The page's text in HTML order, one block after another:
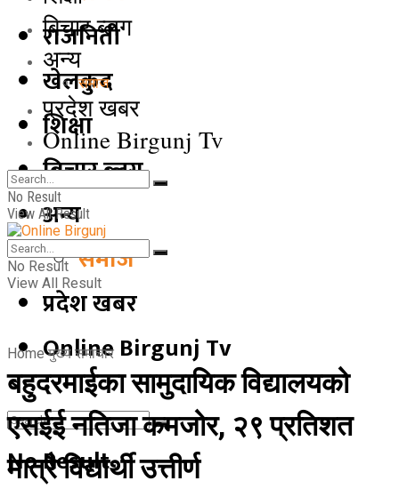
राजनिती
खेलकुद
शिक्षा
बिचार ब्लग
अन्य
समाज
प्रदेश खबर
Online Birgunj Tv
No Result
बिचार ब्लग
अन्य
समाज
प्रदेश खबर
Online Birgunj Tv
No Result
View All Result
No Result
View All Result
Home मुख्य समाचार
बहुदरमाईका सामुदायिक विद्यालयको
एसईई नतिजा कमजोर, २९ प्रतिशत
मात्रै विद्यार्थी उत्तीर्ण